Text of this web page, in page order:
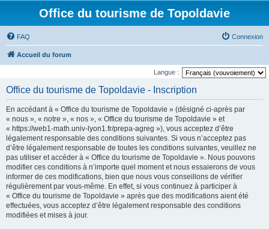
Office du tourisme de Topoldavie
FAQ Connexion
Accueil du forum
Langue :
Office du tourisme de Topoldavie - Inscription
En accédant à « Office du tourisme de Topoldavie » (désigné ci-après par
« nous », « notre », « nos », « Office du tourisme de Topoldavie » et
« https://web1-math.univ-lyon1.fr/prepa-agreg »), vous acceptez d’être
légalement responsable des conditions suivantes. Si vous n’acceptez pas
d’être légalement responsable de toutes les conditions suivantes, veuillez ne
pas utiliser et accéder à « Office du tourisme de Topoldavie ». Nous pouvons
modifier ces conditions à n’importe quel moment et nous essaierons de vous
informer de ces modifications, bien que nous vous conseillons de vérifier
régulièrement par vous-même. En effet, si vous continuez à participer à
« Office du tourisme de Topoldavie » après que des modifications aient été
effectuées, vous acceptez d’être légalement responsable des conditions
modifiées et mises à jour.